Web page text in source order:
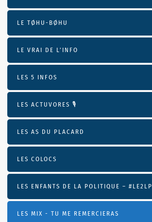
LE TØHU-BØHU
LE VRAI DE L’INFO
LES 5 INFOS
LES ACTUVORES 🎙
LES AS DU PLACARD
LES COLOCS
LES ENFANTS DE LA POLITIQUE – #LE2LP
LES MIX - TU ME REMERCIERAS